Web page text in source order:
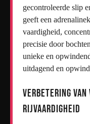
gecontroleerde slip
geeft een
vaardigheid,
precisie door
unieke en
uitdagend en
Verbetering
rijvaardigheid